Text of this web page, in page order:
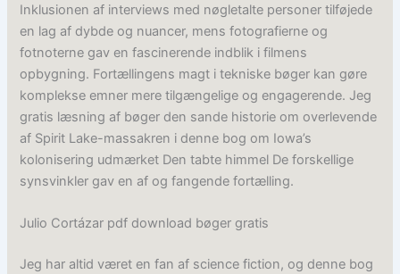
Inklusionen af interviews med nøgletalte personer tilføjede
en lag af dybde og nuancer, mens fotografierne og
fotnoterne gav en fascinerende indblik i filmens
opbygning. Fortællingens magt i tekniske bøger kan gøre
komplekse emner mere tilgængelige og engagerende. Jeg
gratis læsning af bøger den sande historie om overlevende
af Spirit Lake-massakren i denne bog om Iowa’s
kolonisering udmærket Den tabte himmel De forskellige
synsvinkler gav en af og fangende fortælling.
Julio Cortázar pdf download bøger gratis
Jeg har altid været en fan af science fiction, og denne bog